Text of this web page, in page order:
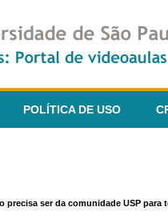
POLÍTICA DE USO
precisa ser da comunidade USP